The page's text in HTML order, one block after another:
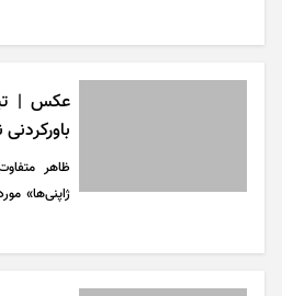
عکس |
ظاهر
ژاپنی‌ها»